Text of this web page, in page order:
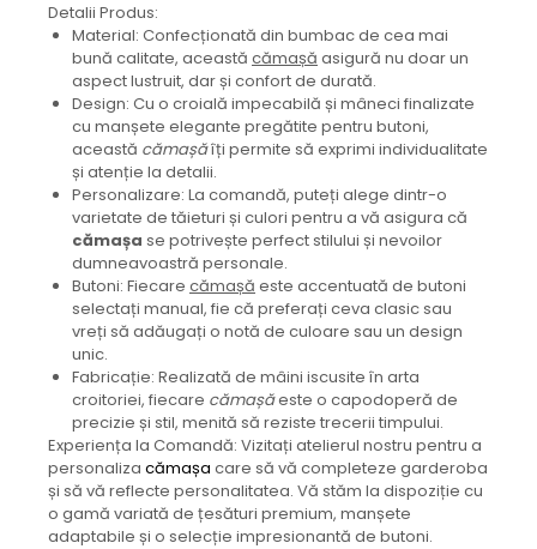
Detalii Produs:
Material: Confecționată din bumbac de cea mai
bună calitate, această cămașă asigură nu doar un
aspect lustruit, dar și confort de durată.
Design: Cu o croială impecabilă și mâneci finalizate
cu manșete elegante pregătite pentru butoni,
această cămașăîți permite să exprimi individualitate
și atenție la detalii.
Personalizare: La comandă, puteți alege dintr-o
varietate de tăieturi și culori pentru a vă asigura că
cămașa se potrivește perfect stilului și nevoilor
dumneavoastră personale.
Butoni: Fiecare cămașă este accentuată de butoni
selectați manual, fie că preferați ceva clasic sau
vreți să adăugați o notă de culoare sau un design
unic.
Fabricație: Realizată de mâini iscusite în arta
croitoriei, fiecare cămașăeste o capodoperă de
precizie și stil, menită să reziste trecerii timpului.
Experiența la Comandă: Vizitați atelierul nostru pentru a
personaliza cămașa care să vă completeze garderoba
și să vă reflecte personalitatea. Vă stăm la dispoziție cu
o gamă variată de țesături premium, manșete
adaptabile și o selecție impresionantă de butoni.